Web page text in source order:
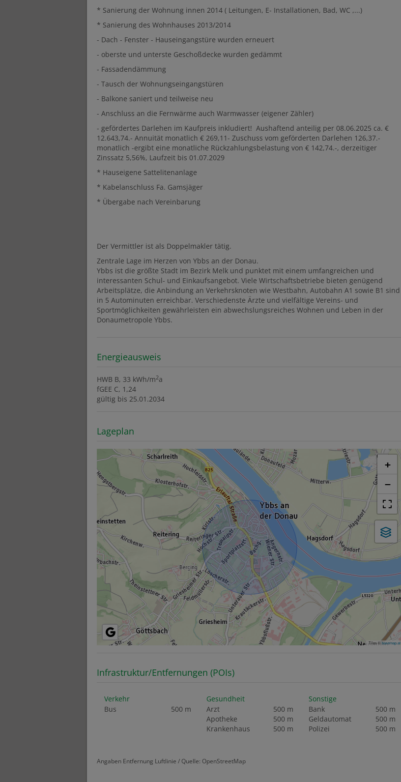
* Sanierung der Wohnung innen 2014 ( Leitungen, E- Installationen, Bad, WC ,...)
* Sanierung des Wohnhauses 2013/2014
- Dach - Fenster - Hauseingangstüre wurden erneuert
- oberste und unterste Geschoßdecke wurden gedämmt
- Fassadendämmung
- Tausch der Wohnungseingangstüren
- Balkone saniert und teilweise neu
- Anschluss an die Fernwärme auch Warmwasser (eigener Zähler)
- gefördertes Darlehen im Kaufpreis inkludiert! Aushaftend anteilig per 08.06.2025 ca. €
12.643,74.- Annuität monatlich € 269,11- Zuschuss vom geförderten Darlehen 126,37.-
monatlich -ergibt eine monatliche Rückzahlungsbelastung von € 142,74.-, derzeitiger
Zinssatz 5,56%, Laufzeit bis 01.07.2029
* Hauseigene Sattelitenanlage
* Kabelanschluss Fa. Gamsjäger
* Übergabe nach Vereinbarung
Der Vermittler ist als Doppelmakler tätig.
Zentrale Lage im Herzen von Ybbs an der Donau.
Ybbs ist die größte Stadt im Bezirk Melk und punktet mit einem umfangreichen und
interessanten Schul- und Einkaufsangebot. Viele Wirtschaftsbetriebe bieten genügend
Arbeitsplätze, die Anbindung an Verkehrsknoten wie Westbahn, Autobahn A1 sowie B1 sind
in 5 Autominuten erreichbar. Verschiedenste Ärzte und vielfältige Vereins- und
Sportmöglichkeiten gewährleisten ein abwechslungsreiches Wohnen und Leben in der
Donaumetropole Ybbs.
Energieausweis
HWB B, 33 kWh/m2a
fGEE C, 1,24
gültig bis 25.01.2034
Lageplan
+
−
Tiles ©basemap.at
Infrastruktur/Entfernungen (POIs)
Verkehr
Bus
500 m
Gesundheit
Arzt
500 m
Apotheke
500 m
Krankenhaus
500 m
Sonstige
Bank
500 m
Geldautomat
500 m
Polizei
500 m
Angaben Entfernung Luftlinie / Quelle: OpenStreetMap